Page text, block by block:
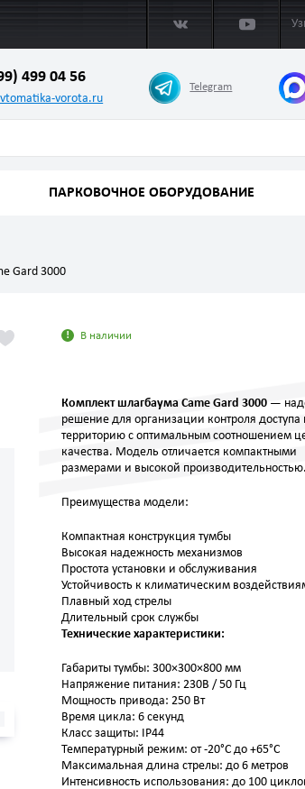
499 04 56
vorota.ru
Telegram
ПАРКОВОЧНОЕ ОБОРУДОВАНИЕ
Gard 3000
В наличии
Комплект шлагбаума Came Gard 3000—
решение для организации контроля доступа
территорию с оптимальным соотношением
качества. Модель отличается компактными
размерами и высокой производительностью.
Преимущества модели:
Компактная конструкция тумбы
Высокая надежность механизмов
Простота установки и обслуживания
Устойчивость к климатическим
Плавный ход стрелы
Длительный срок службы
Технические характеристики:
Габариты тумбы: 300×300×800 мм
Напряжение питания: 230В / 50 Гц
Мощность привода: 250 Вт
Время цикла: 6 секунд
Класс защиты: IP44
Температурный режим: от -20°C до +65°C
Максимальная длина стрелы: до 6 метров
Интенсивность использования: до 100